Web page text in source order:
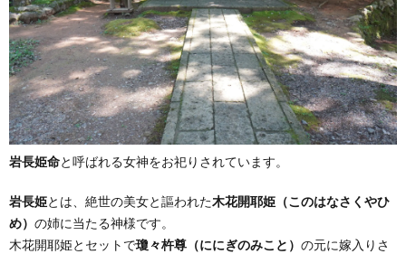
岩長姫命と呼ばれる女神をお祀りされています。
岩長姫とは、絶世の美女と謳われた木花開耶姫（このはなさくやひ
め） の姉に当たる神様です。
木花開耶姫とセットで瓊々杵尊（ににぎのみこと） の元に嫁入りさ